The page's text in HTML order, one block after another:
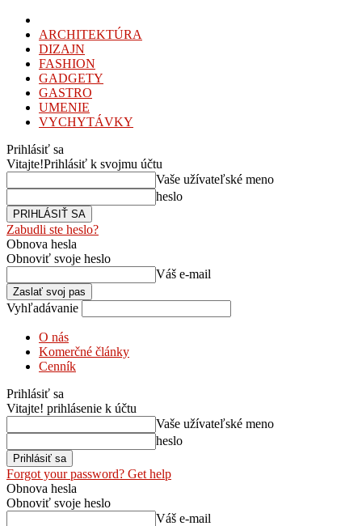
ARCHITEKTÚRA
DIZAJN
FASHION
GADGETY
GASTRO
UMENIE
VYCHYTÁVKY
Prihlásiť sa
Vitajte!Prihlásiť k svojmu účtu
Vaše užívateľské meno
heslo
Zabudli ste heslo?
Obnova hesla
Obnoviť svoje heslo
Váš e-mail
Vyhľadávanie
O nás
Komerčné články
Cenník
Prihlásiť sa
Vitajte! prihlásenie k účtu
Vaše užívateľské meno
heslo
Forgot your password? Get help
Obnova hesla
Obnoviť svoje heslo
Váš e-mail